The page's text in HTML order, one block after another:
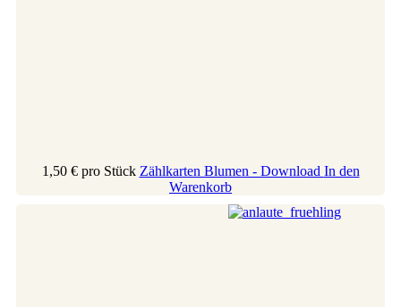
1,50 € pro Stück Zählkarten Blumen - Download In den
Warenkorb